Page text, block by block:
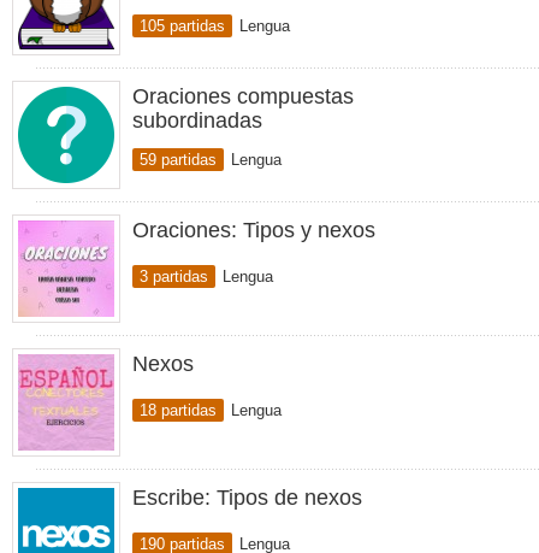
105 partidas Lengua
Oraciones compuestas
subordinadas
59 partidas Lengua
Oraciones: Tipos y nexos
3 partidas Lengua
Nexos
18 partidas Lengua
Escribe: Tipos de nexos
190 partidas Lengua